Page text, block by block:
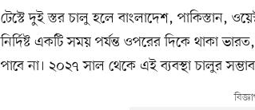
টেস্টে দুই স্তর চালু হলে বাংলাদেশ, পাকিস্তান,
নির্দিষ্ট একটি সময় পর্যন্ত ওপরের দিকে থাকা
পাবে না। ২০২৭ সাল থেকে এই ব্যবস্থা চালুর